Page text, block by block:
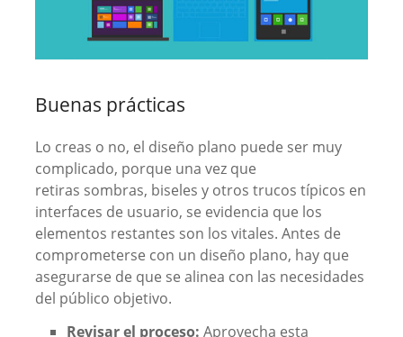
Buenas prácticas
Lo creas o no, el diseño plano puede ser muy
complicado, porque una vez que
retiras sombras, biseles y otros trucos típicos en
interfaces de usuario, se evidencia que los
elementos restantes son los vitales. Antes de
comprometerse con un diseño plano, hay que
asegurarse de que se alinea con las necesidades
del público objetivo.
Revisar el proceso: Aprovecha esta